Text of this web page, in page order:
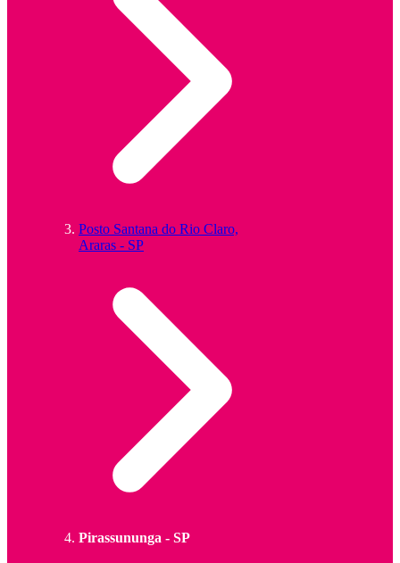
Posto Santana do Rio Claro,
Araras - SP
Pirassununga - SP